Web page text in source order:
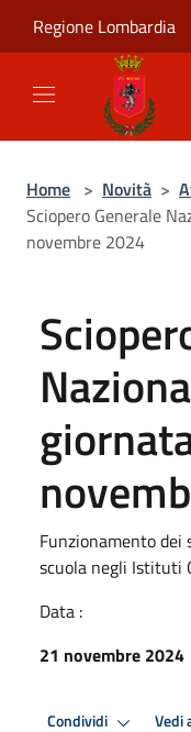
Regione Lombardia
Home > Novità >
Sciopero Generale
novembre 2024
Funzionamento
scuola negli Istituti
Data :
21 novembre 2024
Condividi Vedi